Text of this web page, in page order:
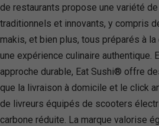
de restaurants propose une variété
traditionnels et innovants, y compris
makis, et bien plus, tous préparés à
une expérience culinaire authentique.
approche durable, Eat Sushi® offre
que la livraison à domicile et le click
de livreurs équipés de scooters
carbone réduite. La marque valorise